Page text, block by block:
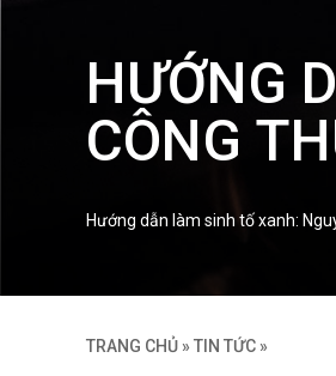
HƯỚNG
CÔNG
Hướng dẫn làm sinh tố xanh:
TRANG CHỦ » TIN TỨC »